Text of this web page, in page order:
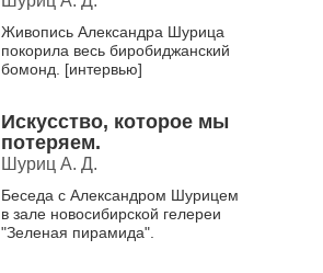
Живопись Александра Шурица
покорила весь биробиджанский
бомонд. [интервью]
Искусство, которое мы
потеряем.
Шуриц А. Д.
Беседа с Александром Шурицем
в зале новосибирской гелереи
"Зеленая пирамида".